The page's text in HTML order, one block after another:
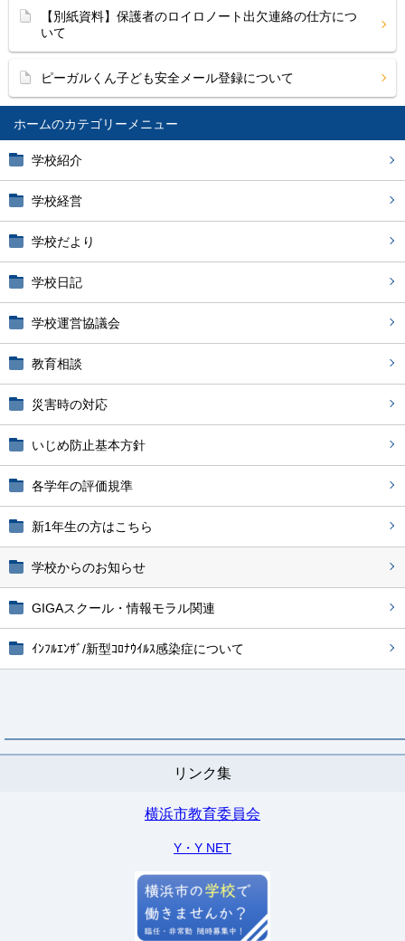
ホーム
学校紹介
学校経営
学校だより
学校日記
学校運営協議会
教育相談
災害時の対応
いじめ防止基本方針
各学年の評価規準
新1年生の方はこちら
学校からのお知らせ
GIGAスクール・情報モラル関連
ｲﾝﾌﾙｴﾝｻﾞ/新型ｺﾛﾅｳｲﾙｽ感染症について
リンク集
横浜市教育委員会
Y・Y NET
【別紙資料】保護者のロイロノート出欠連絡の仕方につ
いて
ピーガルくん子ども安全メール登録について